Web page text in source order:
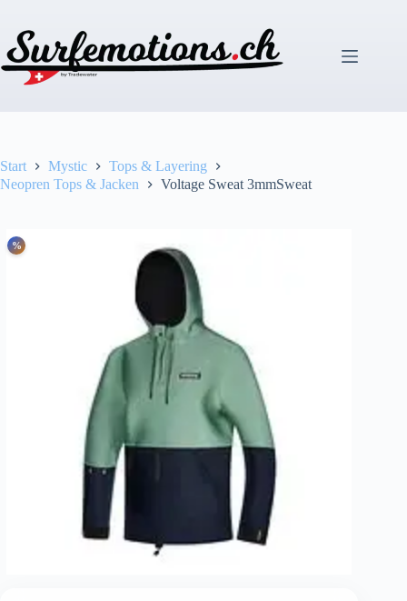
springen
Start Mystic
Tops & Layering
Neopren Tops & Jacken
Voltage Sweat 3mmSweat